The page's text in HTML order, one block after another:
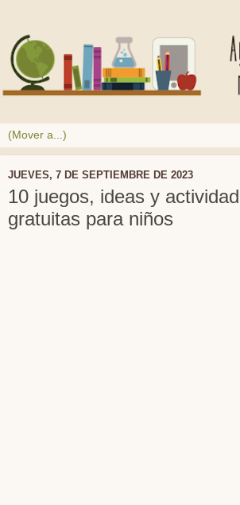
JUEVES, 7 DE SEPTIEMBRE DE 2023
10 juegos, ideas y
gratuitas para niños